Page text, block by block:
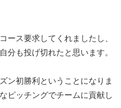
ース要求してくれましたし、
分も投げ切れたと思います。
ン初勝利ということになりま
ピッチングでチームに貢献し